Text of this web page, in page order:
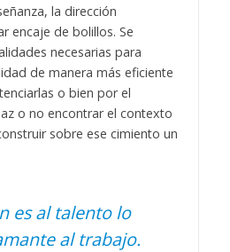
la dirección
encaje de bolillos. Se
necesarias para
de manera más eficiente
o bien por el
o no encontrar el contexto
sobre ese cimiento un
es al talento lo
al trabajo.